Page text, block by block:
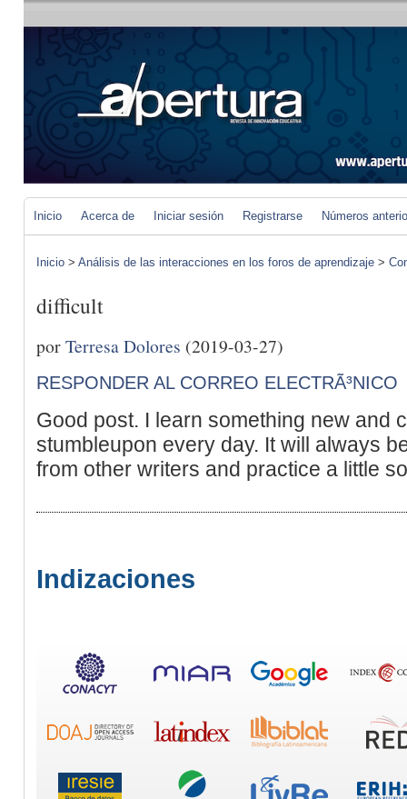
Inicio Acerca de Iniciar sesión Registrarse Números
Inicio > Análisis de las interacciones en los foros de aprendizaje >
difficult
porTerresa Dolores (2019-03-27)
RESPONDER AL CORREO ELECTRÃ³NICO
Good post. I learn something new and
stumbleupon every day. It will always
from other writers and practice a little
Indizaciones